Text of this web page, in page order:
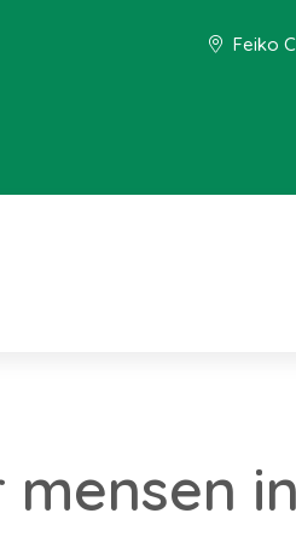
Feiko
mensen